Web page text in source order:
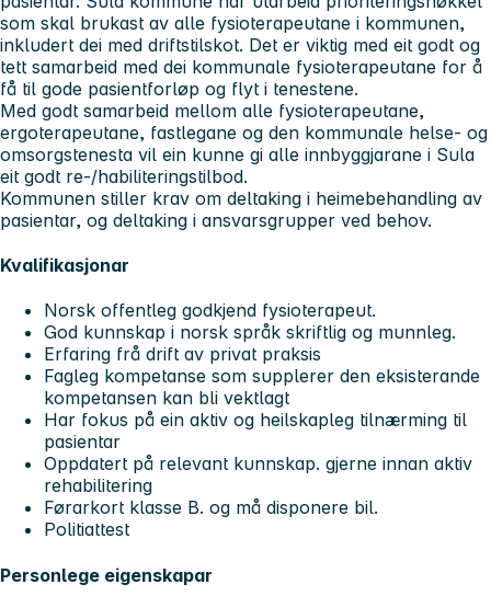
som skal brukast av alle fysioterapeutane i kommunen,
inkludert dei med driftstilskot. Det er viktig med eit godt og
tett samarbeid med dei kommunale fysioterapeutane for å
få til gode pasientforløp og flyt i tenestene.
Med godt samarbeid mellom alle fysioterapeutane,
ergoterapeutane, fastlegane og den kommunale helse- og
omsorgstenesta vil ein kunne gi alle innbyggjarane i Sula
eit godt re-/habiliteringstilbod.
Kommunen stiller krav om deltaking i heimebehandling av
pasientar, og deltaking i ansvarsgrupper ved behov.
Kvalifikasjonar
Norsk offentleg godkjend fysioterapeut.
God kunnskap i norsk språk skriftlig og munnleg.
Erfaring frå drift av privat praksis
Fagleg kompetanse som supplerer den eksisterande
kompetansen kan bli vektlagt
Har fokus på ein aktiv og heilskapleg tilnærming til
pasientar
Oppdatert på relevant kunnskap. gjerne innan aktiv
rehabilitering
Førarkort klasse B. og må disponere bil.
Politiattest
Personlege eigenskapar